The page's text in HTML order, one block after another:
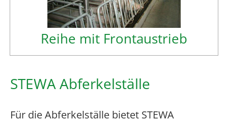
Reihe mit Frontaustrieb
STEWA Abferkelställe
Für die Abferkelställe bietet STEWA